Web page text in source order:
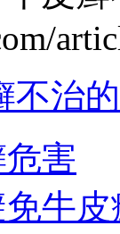
不治
害
牛